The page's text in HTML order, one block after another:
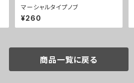
マーシャルタイプノブ
¥260
商品一覧に戻る